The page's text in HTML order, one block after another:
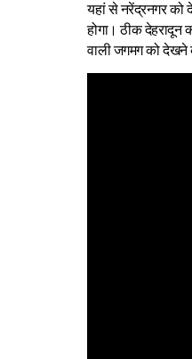
यहां से नरेंद्रनगर को
होगा। ठीक देहरादून
वाली जगमग को देखने